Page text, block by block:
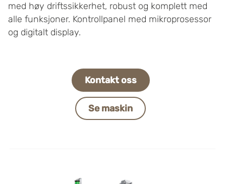
med høy driftssikkerhet, robust og komplett med
alle funksjoner. Kontrollpanel med mikroprosessor
og digitalt display.
Kontakt oss
Se maskin